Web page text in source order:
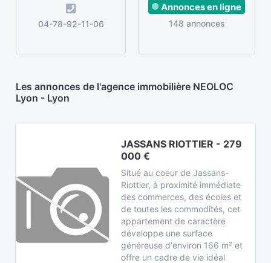
04-78-92-11-06
Annonces en ligne
148 annonces
Les annonces de l'agence immobilière NEOLOC
Lyon - Lyon
JASSANS RIOTTIER - 279
000 €
Situé au coeur de Jassans-
Riottier, à proximité immédiate
des commerces, des écoles et
de toutes les commodités, cet
appartement de caractère
développe une surface
généreuse d'environ 166 m² et
offre un cadre de vie idéal